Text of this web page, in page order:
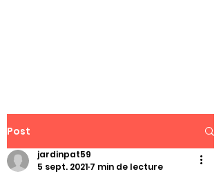
Post
jardinpat59
5 sept. 2021 7 min de lecture